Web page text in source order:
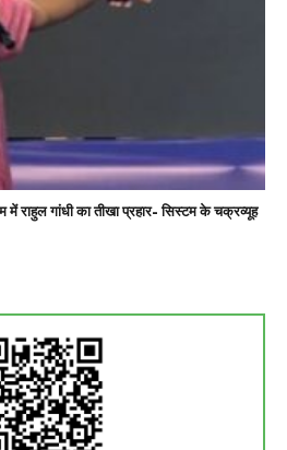
में राहुल गांधी का तीखा प्रहार- सिस्टम के चक्रव्यूह